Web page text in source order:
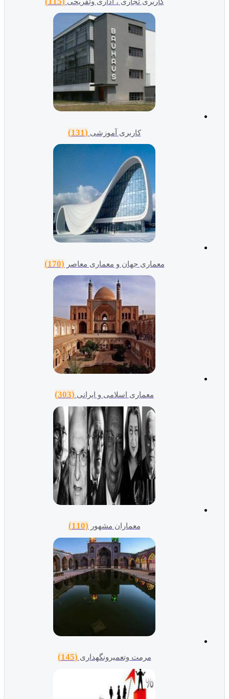
کاربری آموزشی (131)
معماری جهان و معماری معاصر (170)
معماری اسلامی و ایرانی (303)
معماران مشهور (110)
مرمت وتعمیرونگهداری (145)